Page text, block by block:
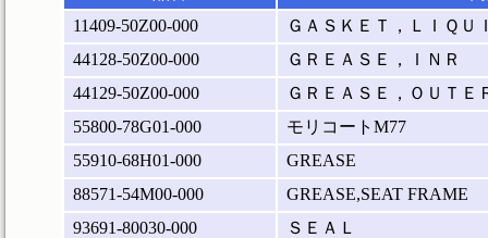
11409-50Z00-000
ＧＡＳＫＥＴ，ＬＩＱＵ
44128-50Z00-000
ＧＲＥＡＳＥ，ＩＮＲ
44129-50Z00-000
ＧＲＥＡＳＥ，ＯＵＴＥ
55800-78G01-000
モリコートM77
55910-68H01-000
GREASE
88571-54M00-000
GREASE,SEAT FRAME
93691-80030-000
ＳＥＡＬ